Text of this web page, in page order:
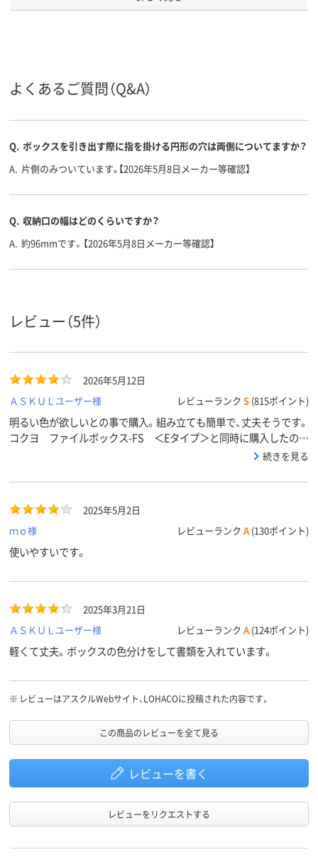
アスクル
商品環境
よくあるご質問（Q&A）
Q. ボックスを引き出す際に指を掛ける円形の穴は両側についてますか？
A. 片側のみついています｡【2026年5月8日メーカー等確認】
Q. 収納口の幅はどのくらいですか？
A. 約96mmです。【2026年5月8日メーカー等確認】
レビュー（5件）
2026年5月12日
ＡＳＫＵＬユーザー様
レビューランク S (815ポイント)
明るい色が欲しいとの事で購入。組み立ても簡単で、丈夫そうです。
コクヨ ファイルボックス-FS ＜Eタイプ＞と同時に購入したので
すが、幅が少し違っていました。高さは変わらないので、社内で使う
続きを見る
2025年5月2日
ｍｏ様
レビューランク A (130ポイント)
使いやすいです。
2025年3月21日
ＡＳＫＵＬユーザー様
レビューランク A (124ポイント)
軽くて丈夫。ボックスの色分けをして書類を入れています。
※ レビューはアスクルWebサイト、LOHACOに投稿された内容です。
この商品のレビューを全て見る
レビューを書く
レビューをリクエストする